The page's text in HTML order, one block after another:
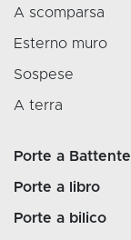
A scomparsa
Esterno muro
Sospese
A terra
Porte a Battente
Porte a libro
Porte a bilico